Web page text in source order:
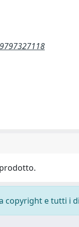
copyright e tutti i